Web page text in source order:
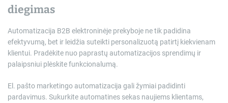
diegimas
Automatizacija B2B elektroninėje prekyboje ne tik padidina
efektyvumą, bet ir leidžia suteikti personalizuotą patirtį kiekvienam
klientui. Pradėkite nuo paprastų automatizacijos sprendimų ir
palaipsniui plėskite funkcionalumą.
El. pašto marketingo automatizacija gali žymiai padidinti
pardavimus. Sukurkite automatines sekas naujiems klientams,